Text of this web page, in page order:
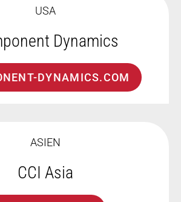
USA
Dynamics
DYNAMICS.COM
ASIEN
CCI Asia